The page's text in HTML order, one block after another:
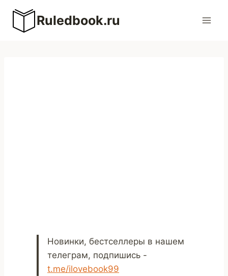
Перейти
содержимому
Ruledbook.ru
Новинки, бестселлеры в нашем
телеграм, подпишись -
t.me/ilovebook99